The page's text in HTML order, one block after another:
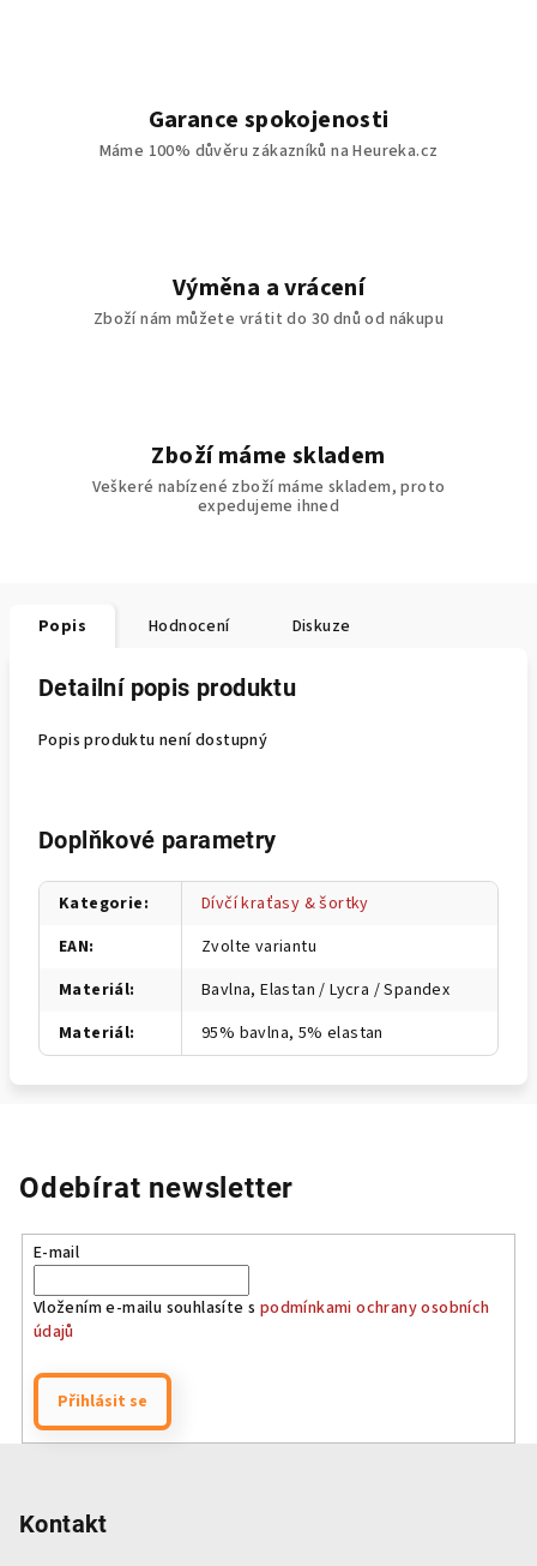
Garance spokojenosti
Máme 100% důvěru zákazníků na Heureka.cz
Výměna a vrácení
Zboží nám můžete vrátit do 30 dnů od nákupu
Zboží máme skladem
Veškeré nabízené zboží máme skladem, proto
expedujeme ihned
Popis Hodnocení Diskuze
Detailní popis produktu
Popis produktu není dostupný
Doplňkové parametry
Kategorie:
Dívčí kraťasy & šortky
EAN:
Zvolte variantu
Materiál:
Bavlna, Elastan / Lycra / Spandex
Materiál: 95% bavlna, 5% elastan
Odebírat newsletter
E-mail
Vložením e-mailu souhlasíte s podmínkami ochrany osobních
údajů
Přihlásit se
Kontakt